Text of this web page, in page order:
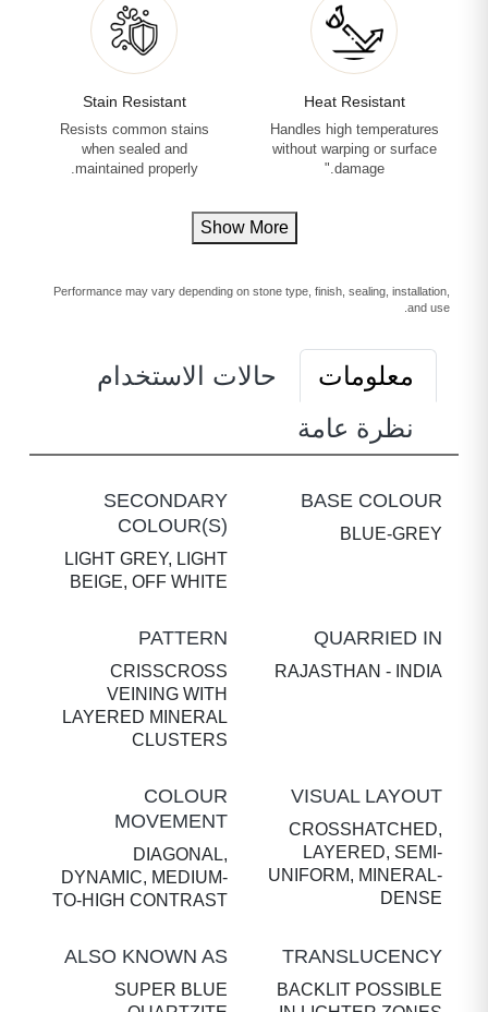
Heat Resistant
Handles high temperatures
without warping or surface
damage."
Stain Resistant
Resists common stains
when sealed and
maintained properly.
Show More
Performance may vary depending on stone type, finish, sealing, installation,
and use.
معلومات
حالات الاستخدام
نظرة عامة
BASE COLOUR
BLUE-GREY
SECONDARY
COLOUR(S)
LIGHT GREY, LIGHT
BEIGE, OFF WHITE
QUARRIED IN
RAJASTHAN - INDIA
PATTERN
CRISSCROSS
VEINING WITH
LAYERED MINERAL
CLUSTERS
VISUAL LAYOUT
CROSSHATCHED,
LAYERED, SEMI-
UNIFORM, MINERAL-
DENSE
COLOUR
MOVEMENT
DIAGONAL,
DYNAMIC, MEDIUM-
TO-HIGH CONTRAST
TRANSLUCENCY
BACKLIT POSSIBLE
ALSO KNOWN AS
SUPER BLUE